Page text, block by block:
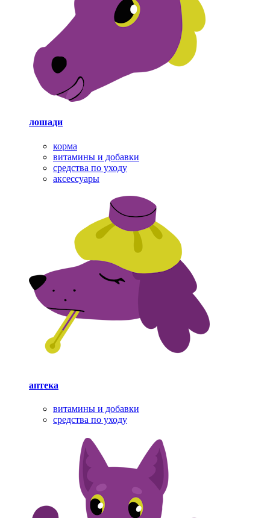
лошади
корма
витамины и добавки
средства по уходу
аксессуары
аптека
витамины и добавки
средства по уходу